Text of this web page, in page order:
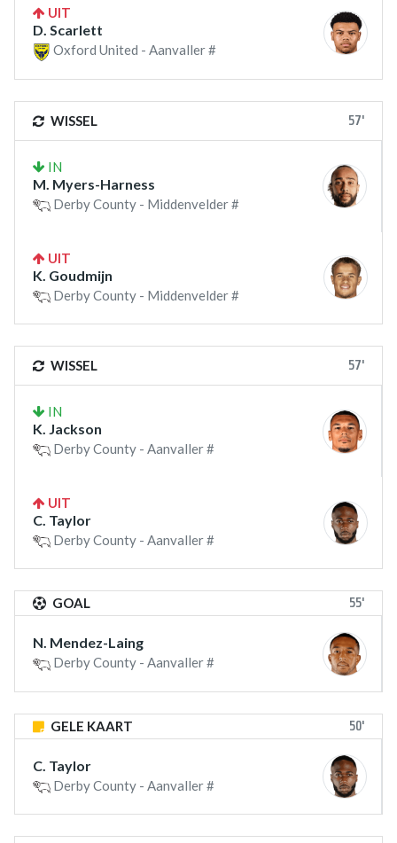
UIT
D. Scarlett
Oxford United - Aanvaller #
WISSEL 57'
IN
M. Myers-Harness
Derby County - Middenvelder #
UIT
K. Goudmijn
Derby County - Middenvelder #
WISSEL 57'
IN
K. Jackson
Derby County - Aanvaller #
UIT
C. Taylor
Derby County - Aanvaller #
GOAL 55'
N. Mendez-Laing
Derby County - Aanvaller #
GELE KAART 50'
C. Taylor
Derby County - Aanvaller #